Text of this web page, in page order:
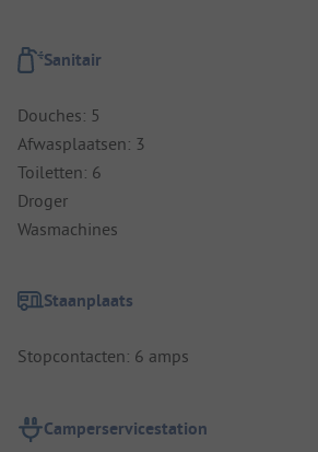
Sanitair
Douches: 5
Afwasplaatsen: 3
Toiletten: 6
Droger
Wasmachines
Staanplaats
Stopcontacten: 6 amps
Camperservicestation